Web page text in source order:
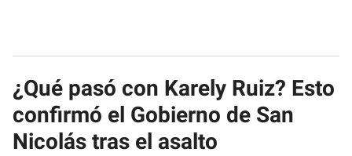
¿Qué pasó con Karely Ruiz? Esto
confirmó el Gobierno de San
Nicolás tras el asalto